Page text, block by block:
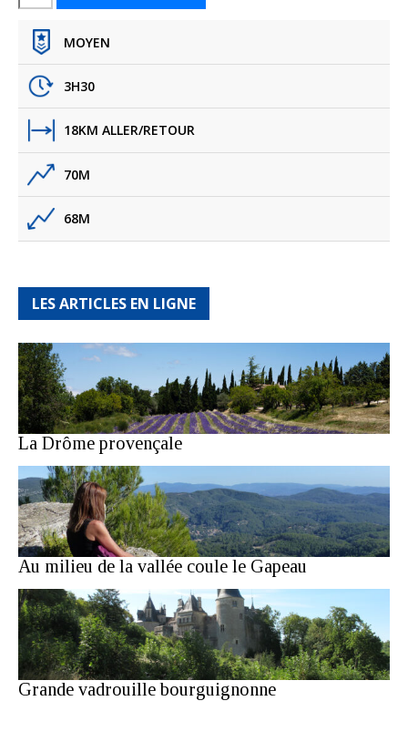
de
Brégançon MOYEN
3H30
18KM ALLER/RETOUR
70M
68M
LES ARTICLES EN LIGNE
La Drôme provençale
Au milieu de la vallée coule le Gapeau
Grande vadrouille bourguignonne